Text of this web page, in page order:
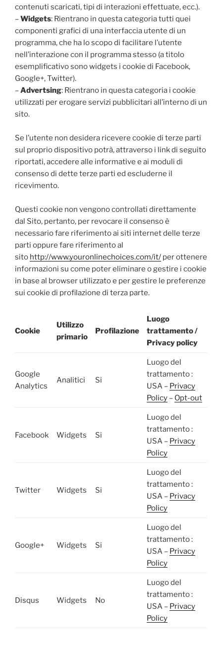
contenuti scaricati, tipi di interazioni effettuate, ecc.).
–Widgets: Rientrano in questa categoria tutti quei
componenti grafici di una interfaccia utente di un
programma, che ha lo scopo di facilitare l’utente
nell’interazione con il programma stesso (a titolo
esemplificativo sono widgets i cookie di Facebook,
Google+, Twitter).
–Advertsing: Rientrano in questa categoria i cookie
utilizzati per erogare servizi pubblicitari all’interno di un
sito.
Se l’utente non desidera ricevere cookie di terze parti
sul proprio dispositivo potrà, attraverso i link di seguito
riportati, accedere alle informative e ai moduli di
consenso di dette terze parti ed escluderne il
ricevimento.
Questi cookie non vengono controllati direttamente
dal Sito, pertanto, per revocare il consenso è
necessario fare riferimento ai siti internet delle terze
parti oppure fare riferimento al
sito http://www.youronlinechoices.com/it/ per ottenere
informazioni su come poter eliminare o gestire i cookie
in base al browser utilizzato e per gestire le preferenze
sui cookie di profilazione di terza parte.
Cookie
Utilizzo
primario
Profilazione
Luogo
trattamento /
Privacy policy
Google
Analytics
Analitici Si
Luogo del
trattamento :
USA – Privacy
Policy– Opt-out
Facebook Widgets Si
Luogo del
trattamento :
USA – Privacy
Policy
Twitter Widgets Si
Luogo del
trattamento :
USA – Privacy
Policy
Google+ Widgets Si
Luogo del
trattamento :
USA – Privacy
Policy
Disqus Widgets No
Luogo del
trattamento :
USA – Privacy
Policy